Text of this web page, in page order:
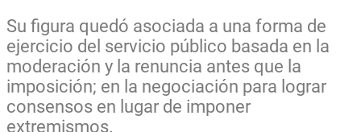
Su figura quedó asociada a una forma de
ejercicio del servicio público basada en la
moderación y la renuncia antes que la
imposición; en la negociación para lograr
consensos en lugar de imponer
extremismos.